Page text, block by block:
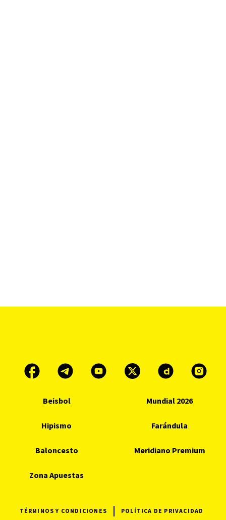
Beisbol Mundial 2026
Hipismo Farándula
Baloncesto Meridiano Premium
Zona Apuestas
TÉRMINOS Y CONDICIONES POLÍTICA DE PRIVACIDAD